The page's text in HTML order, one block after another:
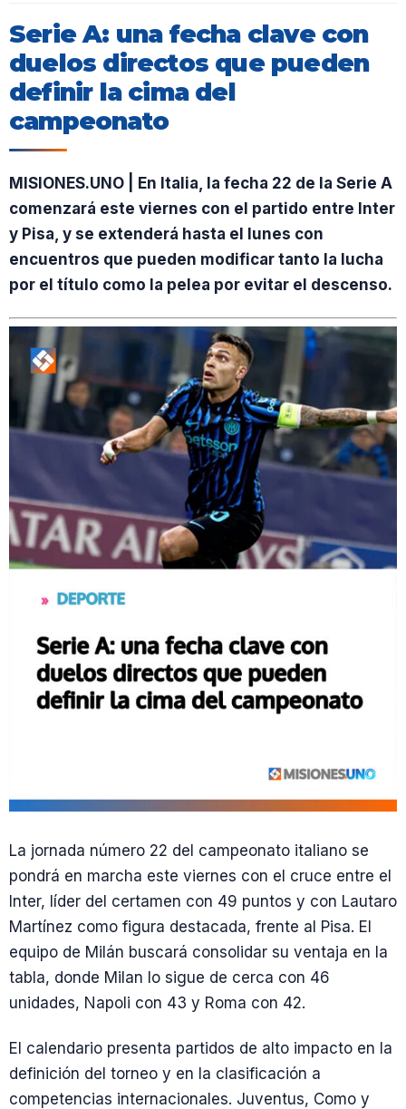
Serie A: una fecha clave con
duelos directos que pueden
definir la cima del
campeonato
MISIONES.UNO | En Italia, la fecha 22 de la Serie A
comenzará este viernes con el partido entre Inter
y Pisa, y se extenderá hasta el lunes con
encuentros que pueden modificar tanto la lucha
por el título como la pelea por evitar el descenso.
La jornada número 22 del campeonato italiano se
pondrá en marcha este viernes con el cruce entre el
Inter, líder del certamen con 49 puntos y con Lautaro
Martínez como figura destacada, frente al Pisa. El
equipo de Milán buscará consolidar su ventaja en la
tabla, donde Milan lo sigue de cerca con 46
unidades, Napoli con 43 y Roma con 42.
El calendario presenta partidos de alto impacto en la
definición del torneo y en la clasificación a
competencias internacionales. Juventus, Como y